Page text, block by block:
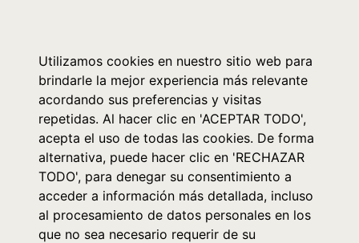
Utilizamos cookies en nuestro sitio web para
brindarle la mejor experiencia más relevante
acordando sus preferencias y visitas
repetidas. Al hacer clic en 'ACEPTAR TODO',
acepta el uso de todas las cookies. De forma
alternativa, puede hacer clic en 'RECHAZAR
TODO', para denegar su consentimiento a
acceder a información más detallada, incluso
al procesamiento de datos personales en los
que no sea necesario requerir de su